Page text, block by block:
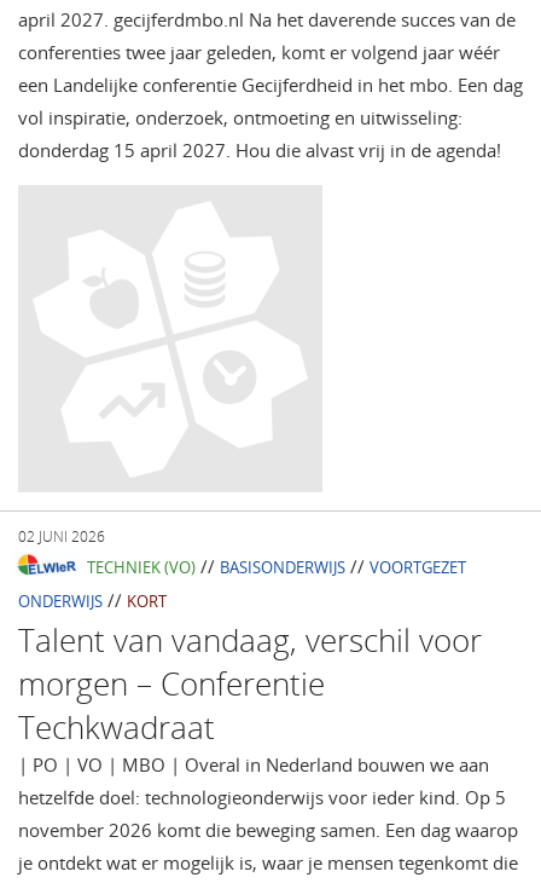
april 2027. gecijferdmbo.nl Na het daverende succes van de
conferenties twee jaar geleden, komt er volgend jaar wéér
een Landelijke conferentie Gecijferdheid in het mbo. Een dag
vol inspiratie, onderzoek, ontmoeting en uitwisseling:
donderdag 15 april 2027. Hou die alvast vrij in de agenda!
02 JUNI 2026
TECHNIEK (VO) // BASISONDERWIJS //VOORTGEZET
ONDERWIJS // KORT
Talent van vandaag, verschil voor
morgen – Conferentie
Techkwadraat
| PO | VO | MBO | Overal in Nederland bouwen we aan
hetzelfde doel: technologieonderwijs voor ieder kind. Op 5
november 2026 komt die beweging samen. Een dag waarop
je ontdekt wat er mogelijk is, waar je mensen tegenkomt die